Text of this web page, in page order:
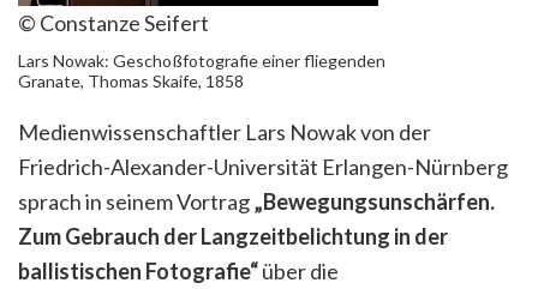
© Constanze Seifert
Lars Nowak: Geschoßfotografie einer fliegenden
Granate, Thomas Skaife, 1858
Medienwissenschaftler Lars Nowak von der
Friedrich-Alexander-Universität Erlangen-Nürnberg
sprach in seinem Vortrag„Bewegungsunschärfen.
Zum Gebrauch der Langzeitbelichtung in der
ballistischen Fotografie“über die